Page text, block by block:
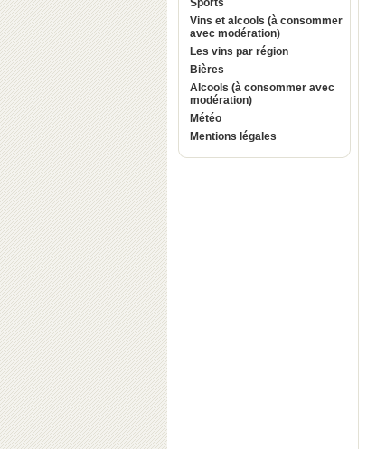
Sports
Vins et alcools (à consommer
avec modération)
Les vins par région
Bières
Alcools (à consommer avec
modération)
Météo
Mentions légales